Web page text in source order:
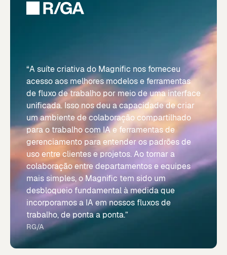
“A suíte criativa do Magnific nos forneceu
acesso aos melhores modelos e ferramentas
de fluxo de trabalho por meio de uma interface
unificada. Isso nos deu a capacidade de criar
um ambiente de colaboração compartilhado
para o trabalho com IA e ferramentas de
gerenciamento para entender os padrões de
uso entre clientes e projetos. Ao tornar a
colaboração entre departamentos e equipes
mais simples, o Magnific tem sido um
desbloqueio fundamental à medida que
incorporamos a IA em nossos fluxos de
trabalho, de ponta a ponta.”
RG/A